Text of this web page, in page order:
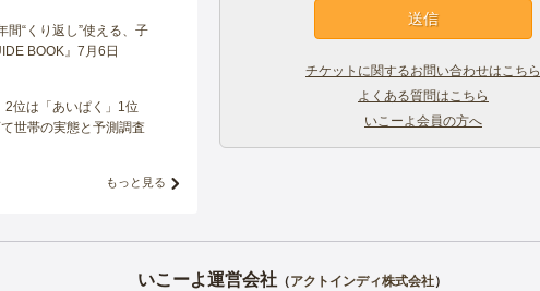
間“くり返し”使える、子
BOOK』7月6日
位は「あいぱく」1位
世帯の実態と予測調査
もっと見る
チケットに関するお問い合わせはこちら
よくある質問はこちら
いこーよ会員の方へ
いこーよ運営会社（アクトインディ株式会社）